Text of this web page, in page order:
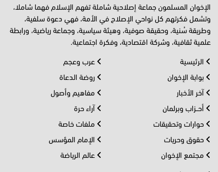
الإخوان المسلمون جماعة إصلاحية شاملة تفهم الإسلام فهما شاملا،
وتشمل فكرتهم كل نواحي الإصلاح في الأمة، فهي دعوة سلفية،
وطريقة سُنية، وحقيقة صوفية، وهيئة سياسية، وجماعة رياضية، ورابطة
علمية ثقافية، وشركة اقتصادية، وفكرة اجتماعية.
الرئيسية
بوابة الإخوان
آخر الأخبار
أحــزاب وبرلمان
حوارات وتحقيقات
حقوق وحريات
مجتمع الإخوان
عرب وعجم
روضة الدعاة
مفاهيم وأصول
آراء حرة
ملفات خاصة
الإمام المؤسس
عالم الرياضة